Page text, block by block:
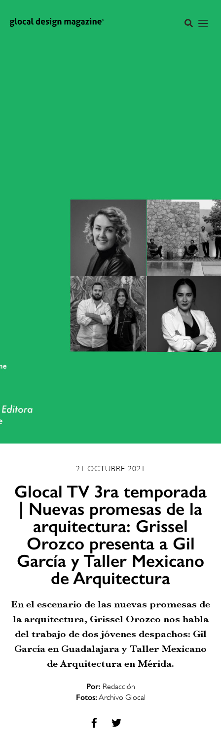
21 OCTUBRE 2021
Glocal TV 3ra temporada
| Nuevas promesas de la
arquitectura: Grissel
Orozco presenta a Gil
García y Taller Mexicano
de Arquitectura
En el escenario de las nuevas promesas de
la arquitectura, Grissel Orozco nos habla
del trabajo de dos jóvenes despachos: Gil
García en Guadalajara y Taller Mexicano
de Arquitectura en Mérida.
Por: Redacción
Fotos: Archivo Glocal